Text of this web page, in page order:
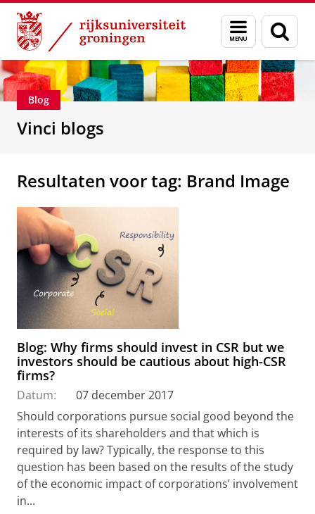
Skip
Content
Skip
Navigation
Menu
en
zoeken
Department of Innovation Management &
Blog
Vinci blogs
Resultaten voor tag: Brand Image
Blog: Why firms should invest in CSR but we
investors should be cautious about high-CSR
firms?
Datum:
07 december 2017
Should corporations pursue social good beyond the
interests of its shareholders and that which is
required by law? Typically, the response to this
question has been based on the results of the study
of the economic impact of corporations’ involvement
in...